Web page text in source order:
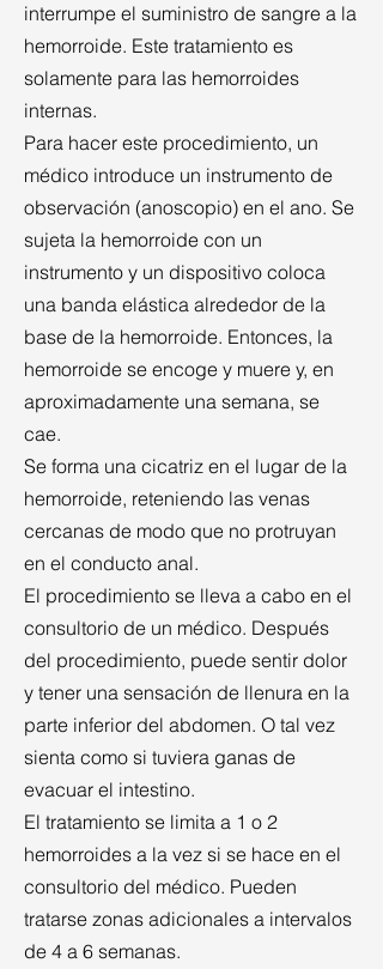
interrumpe el suministro de sangre a la
hemorroide. Este tratamiento es
solamente para las hemorroides
internas.
Para hacer este procedimiento, un
médico introduce un instrumento de
observación (anoscopio) en el ano. Se
sujeta la hemorroide con un
instrumento y un dispositivo coloca
una banda elástica alrededor de la
base de la hemorroide. Entonces, la
hemorroide se encoge y muere y, en
aproximadamente una semana, se
cae.
Se forma una cicatriz en el lugar de la
hemorroide, reteniendo las venas
cercanas de modo que no protruyan
en el conducto anal.
El procedimiento se lleva a cabo en el
consultorio de un médico. Después
del procedimiento, puede sentir dolor
y tener una sensación de llenura en la
parte inferior del abdomen. O tal vez
sienta como si tuviera ganas de
evacuar el intestino.
El tratamiento se limita a 1 o 2
hemorroides a la vez si se hace en el
consultorio del médico. Pueden
tratarse zonas adicionales a intervalos
de 4 a 6 semanas.